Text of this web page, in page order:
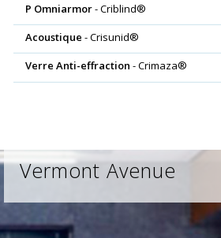
P Omniarmor- Criblind®
Acoustique - Crisunid®
Verre Anti-effraction - Crimaza®
Vermont Avenue